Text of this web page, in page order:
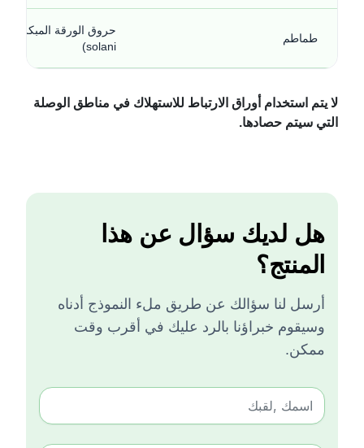
طماطم
solani)
لا يتم استخدام أوراق الارتباط للاستهلاك في مناطق الوصلة
التي سيتم حصادها.
هل لديك سؤال عن هذا
المنتج؟
أرسل لنا سؤالك عن طريق ملء النموذج أدناه
وسيقوم خبراؤنا بالرد عليك في أقرب وقت
ممكن.